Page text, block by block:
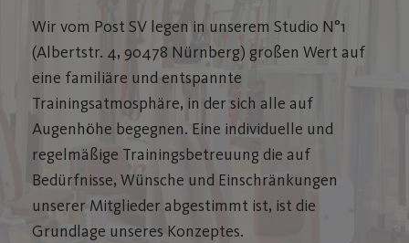
Wir vom Post SV legen in unserem Studio N°1
(Albertstr. 4, 90478 Nürnberg) großen Wert auf
eine familiäre und entspannte
Trainingsatmosphäre, in der sich alle auf
Augenhöhe begegnen. Eine individuelle und
regelmäßige Trainingsbetreuung die auf
Bedürfnisse, Wünsche und Einschränkungen
unserer Mitglieder abgestimmt ist, ist die
Grundlage unseres Konzeptes.